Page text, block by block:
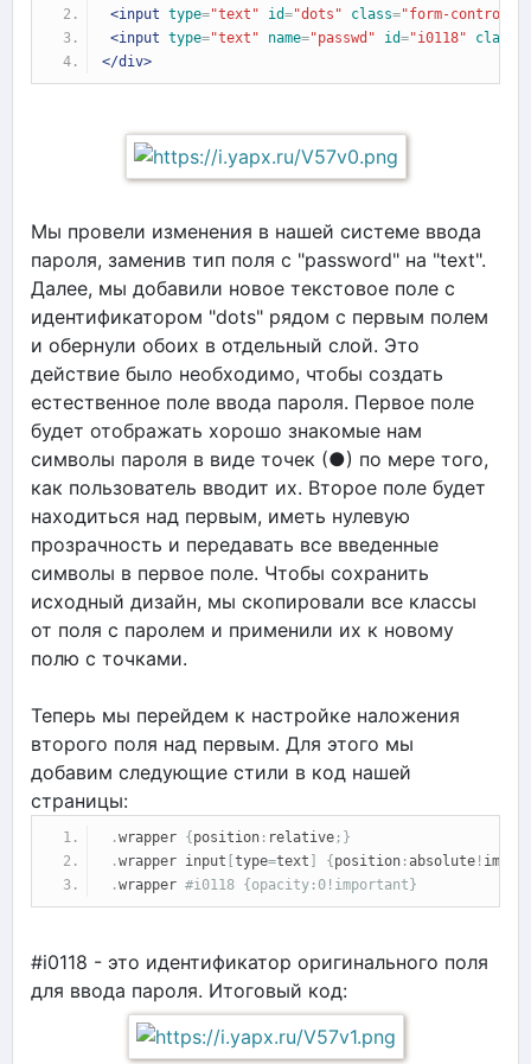
<input type="text" id="dots" class="form-control
<input type="text" name="passwd" id="i0118" class
</div>
Мы провели изменения в нашей системе ввода
пароля, заменив тип поля с "password" на "text".
Далее, мы добавили новое текстовое поле с
идентификатором "dots" рядом с первым полем
и обернули обоих в отдельный слой. Это
действие было необходимо, чтобы создать
естественное поле ввода пароля. Первое поле
будет отображать хорошо знакомые нам
символы пароля в виде точек (●) по мере того,
как пользователь вводит их. Второе поле будет
находиться над первым, иметь нулевую
прозрачность и передавать все введенные
символы в первое поле. Чтобы сохранить
исходный дизайн, мы скопировали все классы
от поля с паролем и применили их к новому
полю с точками.
Теперь мы перейдем к настройке наложения
второго поля над первым. Для этого мы
добавим следующие стили в код нашей
страницы:
.wrapper { position : relative ;}
.wrapper input type=text { position :absolute !
.wrapper #i0118 {opacity:0!important}
#i0118 - это идентификатор оригинального поля
для ввода пароля. Итоговый код: